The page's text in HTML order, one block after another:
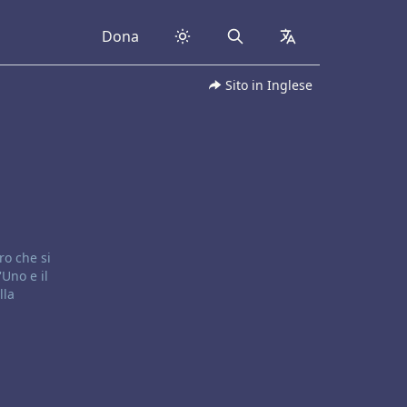
Dona Search collapsed
Sito in Inglese
che si
e il